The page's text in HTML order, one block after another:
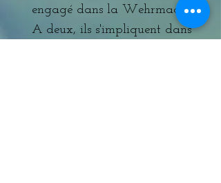
engagé dans la Wehrmacht.
A deux, ils s'impliquent dans